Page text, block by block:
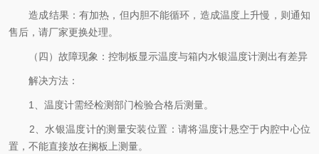
造成结果：有加热，但内胆不能循环，造成温度上升慢，则通知
售后，请厂家更换处理。
（四）故障现象：控制板显示温度与箱内水银温度计测出有差异
解决方法：
1、温度计需经检测部门检验合格后测量。
2、水银温度计的测量安装位置：请将温度计悬空于内腔中心位
置，不能直接放在搁板上测量。